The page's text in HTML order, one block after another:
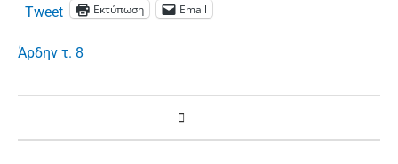
Tweet Εκτύπωση Email
Άρδην τ. 8